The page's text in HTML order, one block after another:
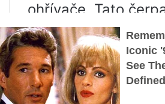
ohřívače. Tato
používají zpravidla
soukromých a
domech,
hotelech. Takový